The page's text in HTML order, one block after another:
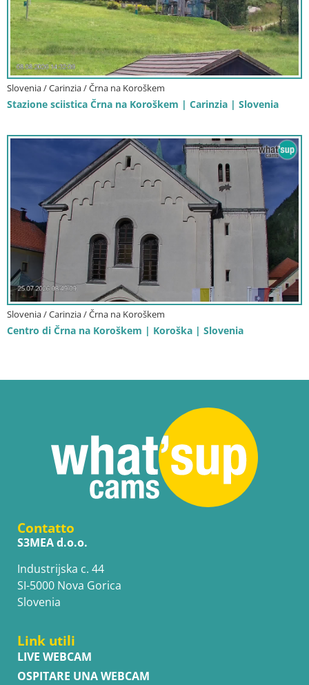
Slovenia / Carinzia / Črna na Koroškem
Stazione sciistica Črna na Koroškem | Carinzia | Slovenia
Slovenia / Carinzia / Črna na Koroškem
Centro di Črna na Koroškem | Koroška | Slovenia
Contatto
S3MEA d.o.o.
Industrijska c. 44
SI-5000 Nova Gorica
Slovenia
Link utili
LIVE WEBCAM
OSPITARE UNA WEBCAM